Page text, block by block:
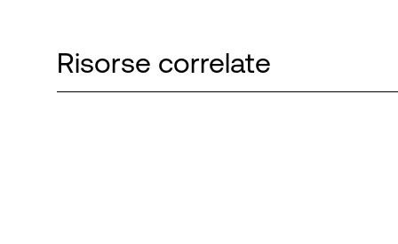
Risorse correlate